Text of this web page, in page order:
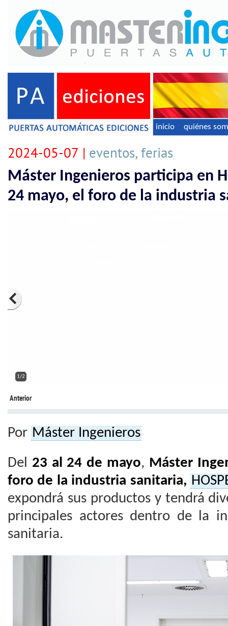
inicio quiénes
2024-05-07 | eventos, ferias
Máster Ingenieros participa en
24 mayo, el foro de la industria
2/2
Anterior
Por Máster Ingenieros
Del 23 al 24 de mayo, Máster
foro de la industria sanitaria,
expondrá sus productos y tendrá
principales actores dentro de la
sanitaria.